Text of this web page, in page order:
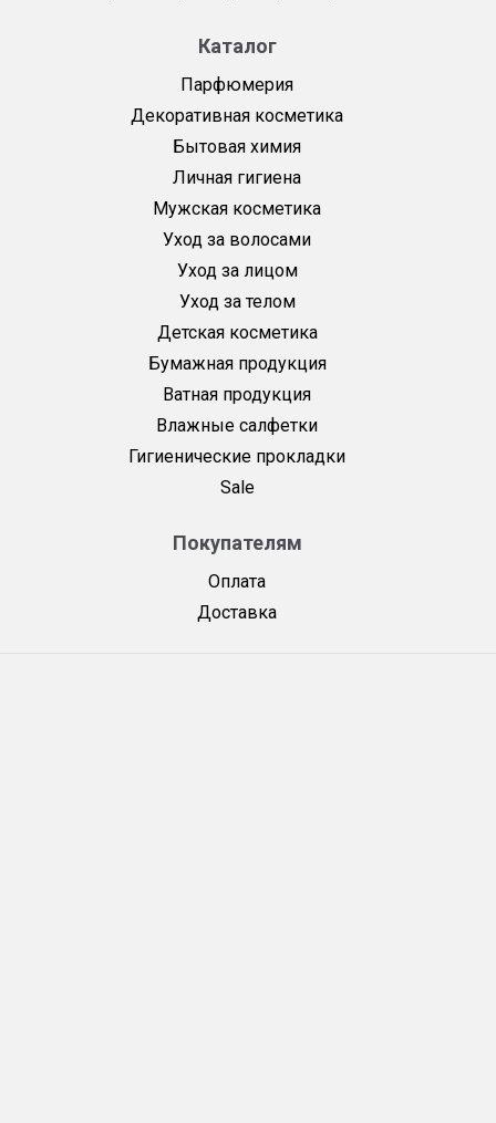
Каталог
Парфюмерия
Декоративная косметика
Бытовая химия
Личная гигиена
Мужская косметика
Уход за волосами
Уход за лицом
Уход за телом
Детская косметика
Бумажная продукция
Ватная продукция
Влажные салфетки
Гигиенические прокладки
Sale
Покупателям
Оплата
Доставка